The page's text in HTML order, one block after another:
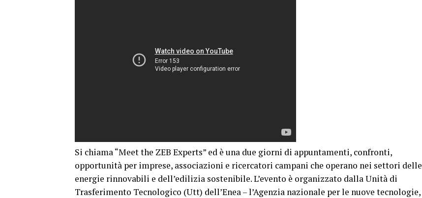
Si chiama “Meet the ZEB Experts” ed è una due giorni di appuntamenti, confronti,
opportunità per imprese, associazioni e ricercatori campani che operano nei settori delle
energie rinnovabili e dell’edilizia sostenibile. L’evento è organizzato dalla Unità di
Trasferimento Tecnologico (Utt) dell’Enea – l’Agenzia nazionale per le nuove tecnologie,